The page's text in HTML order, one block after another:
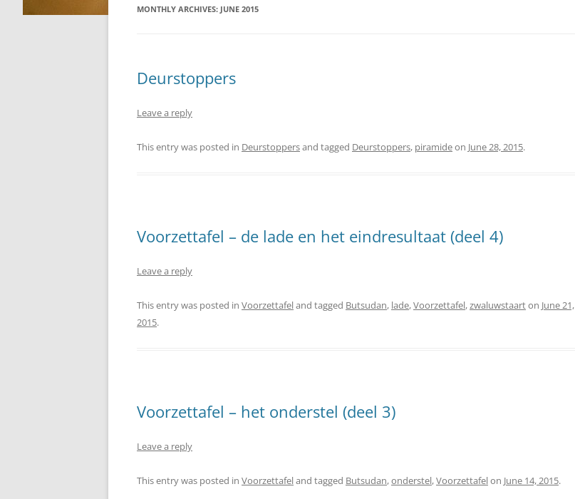
MONTHLY ARCHIVES: JUNE 2015
Deurstoppers
Leave a reply
This entry was posted in Deurstoppersand tagged Deurstoppers, piramideon June 28, 2015.
Voorzettafel – de lade en het eindresultaat (deel 4)
Leave a reply
This entry was posted in Voorzettafeland tagged Butsudan, lade,Voorzettafel,zwaluwstaarton June 21,
2015.
Voorzettafel – het onderstel (deel 3)
Leave a reply
This entry was posted in Voorzettafeland tagged Butsudan,onderstel,Voorzettafelon June 14, 2015.